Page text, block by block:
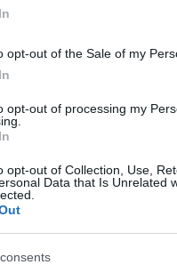
opt-out of the Sale of my
opt-out of processing my
opt-out of Collection, Use,
Data that Is Unrelated